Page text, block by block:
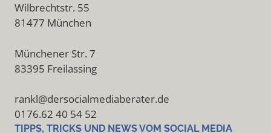
Wilbrechtstr. 55
81477 München
Münchener Str. 7
83395 Freilassing
rankl@dersocialmediaberater.de
0176.62 40 54 52
TIPPS, TRICKS UND NEWS VOM SOCIAL MEDIA